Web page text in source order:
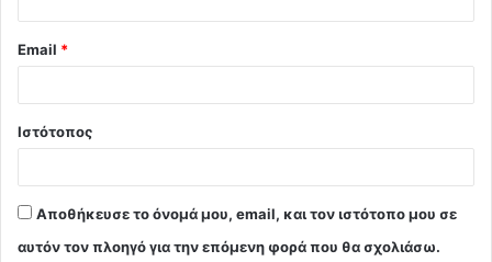
Email *
Ιστότοπος
Αποθήκευσε το όνομά μου, email, και τον ιστότοπο μου σε
αυτόν τον πλοηγό για την επόμενη φορά που θα σχολιάσω.